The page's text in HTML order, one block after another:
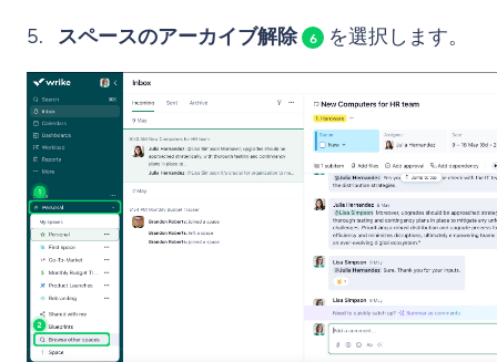
スペースのアーカイブ解除
6 を選択します。